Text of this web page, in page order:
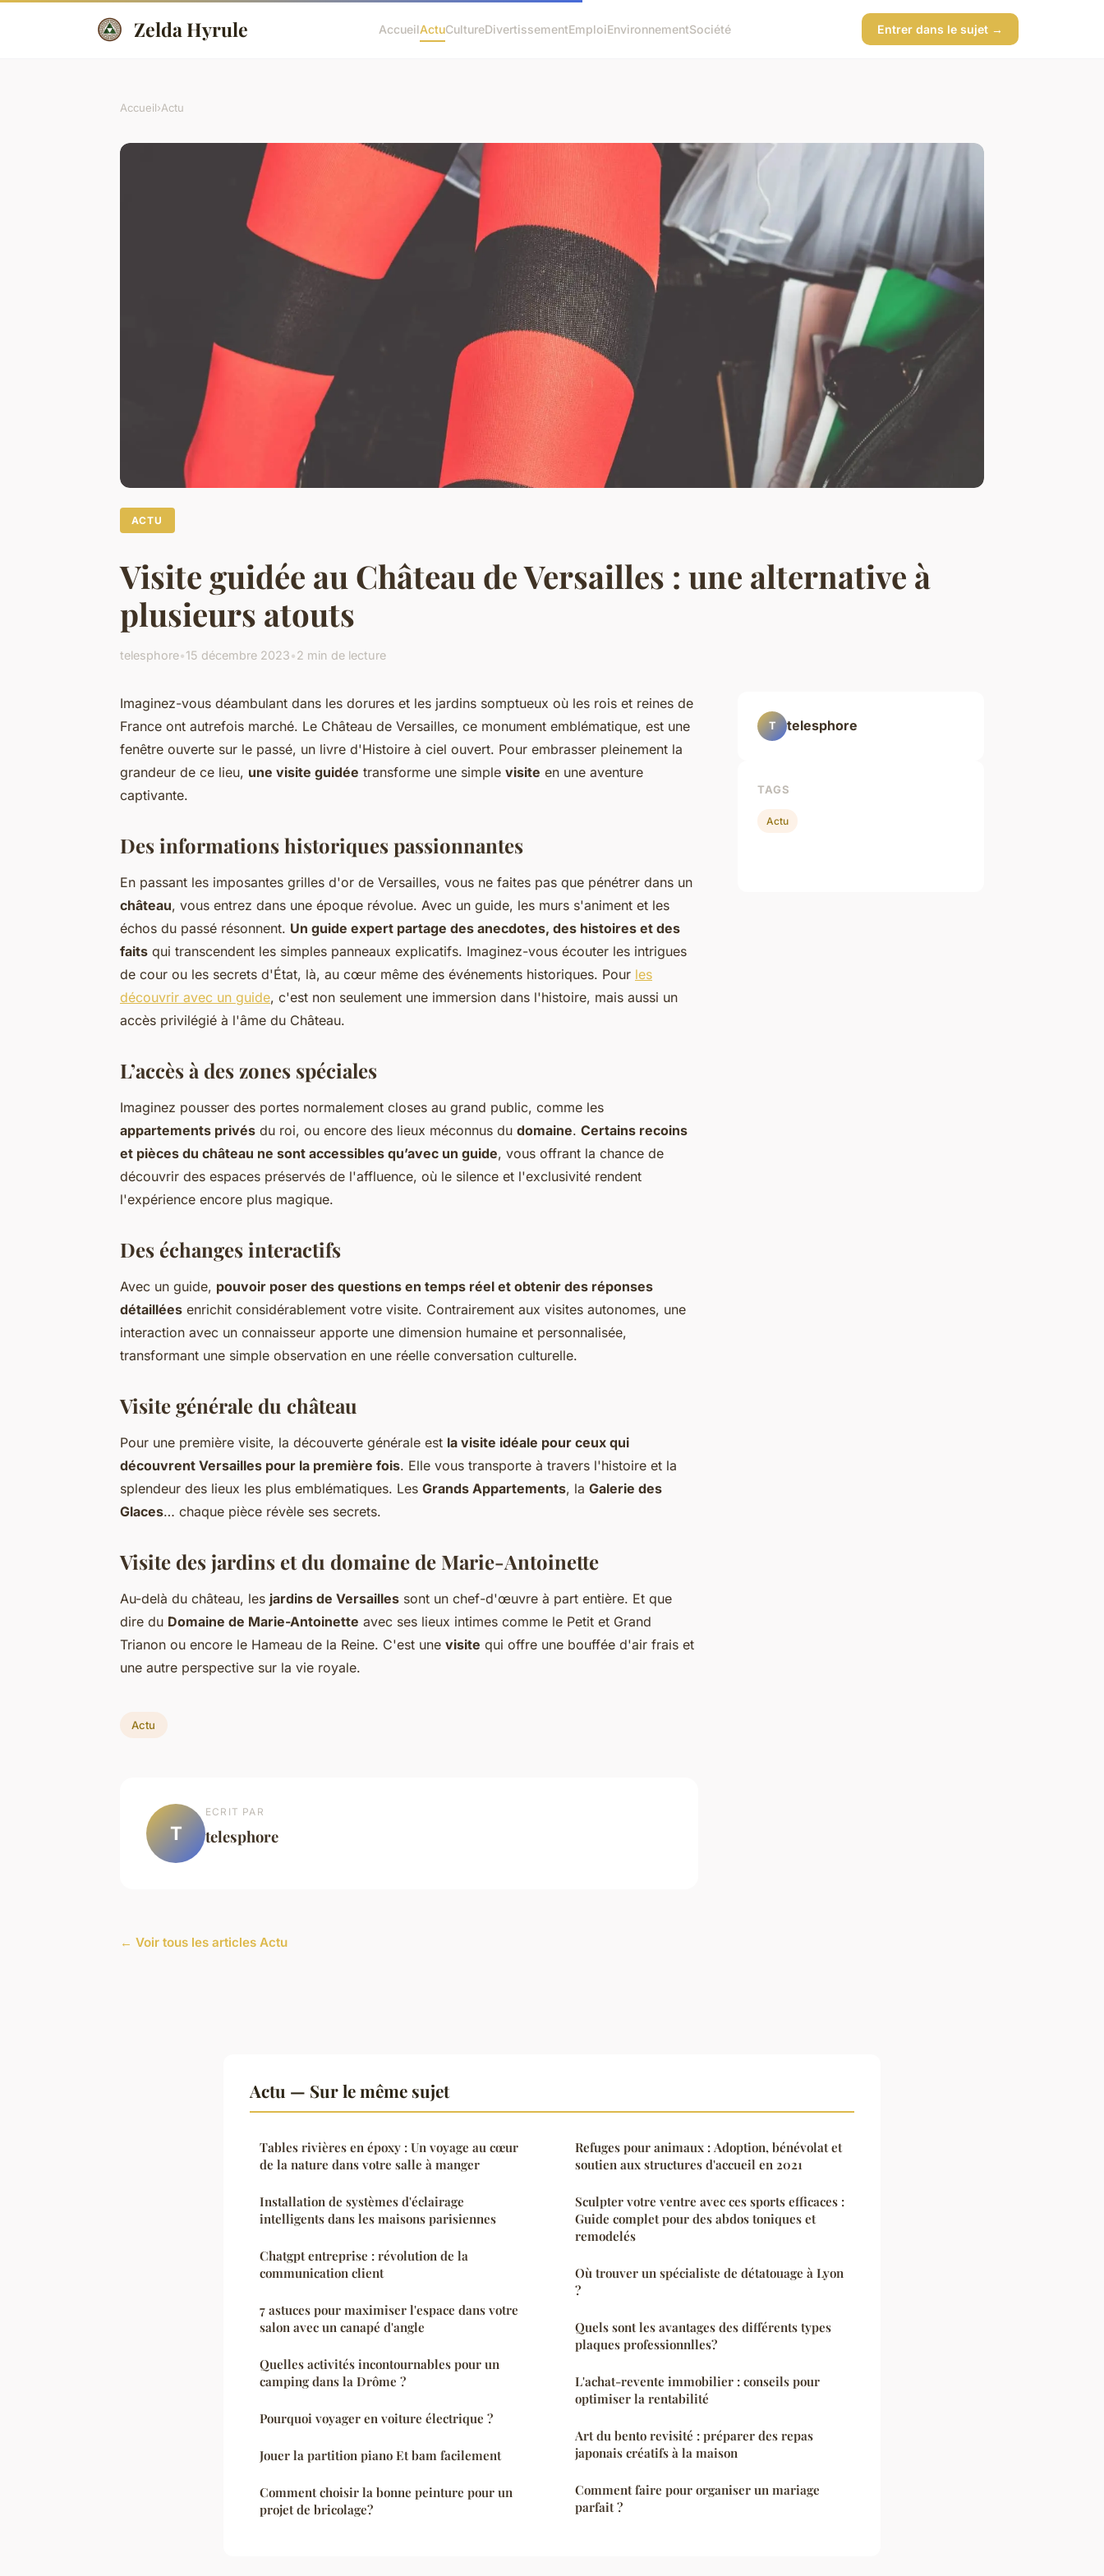
Zelda Hyrule AccueilActuCultureDivertissementEmploiEnvironnementSociété Entrer dans le sujet →
Accueil›Actu
ACTU
Visite guidée au Château de Versailles : une alternative à
plusieurs atouts
telesphore•15 décembre 2023•2 min de lecture
Imaginez-vous déambulant dans les dorures et les jardins somptueux où les rois et reines de
France ont autrefois marché. Le Château de Versailles, ce monument emblématique, est une
fenêtre ouverte sur le passé, un livre d'Histoire à ciel ouvert. Pour embrasser pleinement la
grandeur de ce lieu, une visite guidée transforme une simple visite en une aventure
captivante.
Des informations historiques passionnantes
En passant les imposantes grilles d'or de Versailles, vous ne faites pas que pénétrer dans un
château, vous entrez dans une époque révolue. Avec un guide, les murs s'animent et les
échos du passé résonnent. Un guide expert partage des anecdotes, des histoires et des
faits qui transcendent les simples panneaux explicatifs. Imaginez-vous écouter les intrigues
de cour ou les secrets d'État, là, au cœur même des événements historiques. Pour les
découvrir avec un guide, c'est non seulement une immersion dans l'histoire, mais aussi un
accès privilégié à l'âme du Château.
L’accès à des zones spéciales
Imaginez pousser des portes normalement closes au grand public, comme les
appartements privés du roi, ou encore des lieux méconnus du domaine. Certains recoins
et pièces du château ne sont accessibles qu’avec un guide, vous offrant la chance de
découvrir des espaces préservés de l'affluence, où le silence et l'exclusivité rendent
l'expérience encore plus magique.
Des échanges interactifs
Avec un guide, pouvoir poser des questions en temps réel et obtenir des réponses
détaillées enrichit considérablement votre visite. Contrairement aux visites autonomes, une
interaction avec un connaisseur apporte une dimension humaine et personnalisée,
transformant une simple observation en une réelle conversation culturelle.
Visite générale du château
Pour une première visite, la découverte générale est la visite idéale pour ceux qui
découvrent Versailles pour la première fois. Elle vous transporte à travers l'histoire et la
splendeur des lieux les plus emblématiques. Les Grands Appartements, la Galerie des
Glaces… chaque pièce révèle ses secrets.
Visite des jardins et du domaine de Marie-Antoinette
Au-delà du château, les jardins de Versailles sont un chef-d'œuvre à part entière. Et que
dire du Domaine de Marie-Antoinette avec ses lieux intimes comme le Petit et Grand
Trianon ou encore le Hameau de la Reine. C'est une visite qui offre une bouffée d'air frais et
une autre perspective sur la vie royale.
Actu
T
ECRIT PAR
telesphore
← Voir tous les articles Actu
T telesphore
TAGS
Actu
Actu — Sur le même sujet
Tables rivières en époxy : Un voyage au cœur
de la nature dans votre salle à manger
Installation de systèmes d'éclairage
intelligents dans les maisons parisiennes
Chatgpt entreprise : révolution de la
communication client
7 astuces pour maximiser l'espace dans votre
salon avec un canapé d'angle
Quelles activités incontournables pour un
camping dans la Drôme ?
Pourquoi voyager en voiture électrique ?
Jouer la partition piano Et bam facilement
Comment choisir la bonne peinture pour un
projet de bricolage?
Refuges pour animaux : Adoption, bénévolat et
soutien aux structures d'accueil en 2021
Sculpter votre ventre avec ces sports efficaces :
Guide complet pour des abdos toniques et
remodelés
Où trouver un spécialiste de détatouage à Lyon
?
Quels sont les avantages des différents types
plaques professionnlles?
L'achat-revente immobilier : conseils pour
optimiser la rentabilité
Art du bento revisité : préparer des repas
japonais créatifs à la maison
Comment faire pour organiser un mariage
parfait ?